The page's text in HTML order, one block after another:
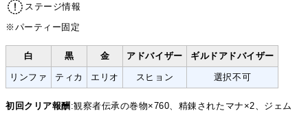
ステージ情報
※パーティー固定
白 黒 金 アドバイザー ギルドアドバイザー
リンファ ティカ エリオ スヒョン 選択不可
初回クリア報酬 :観察者伝承の巻物×760、精錬されたマナ×2、ジェム